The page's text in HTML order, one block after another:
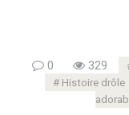
0 329
Histoire drôle